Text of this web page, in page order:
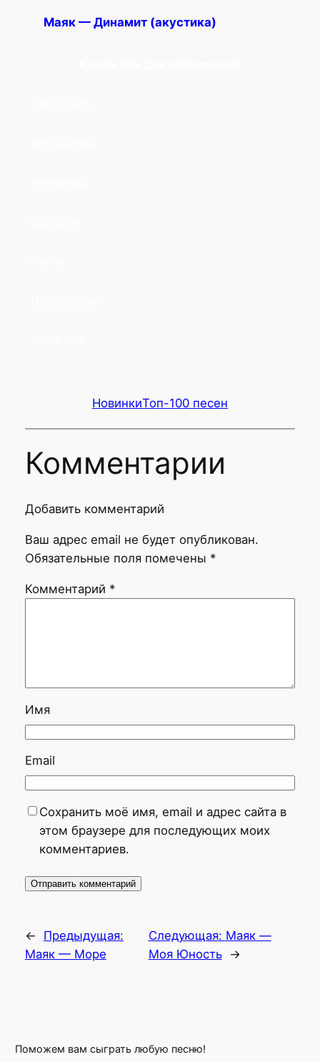
Маяк — Динамит (акустика)
НовинкиТоп-100 песен
Комментарии
Добавить комментарий
Ваш адрес email не будет опубликован.
Обязательные поля помечены *
Комментарий *
Имя
Email
Сохранить моё имя, email и адрес сайта в
этом браузере для последующих моих
комментариев.
←
Предыдущая:
Маяк — Море
Следующая: Маяк —
Моя Юность
→
Поможем вам сыграть любую песню!